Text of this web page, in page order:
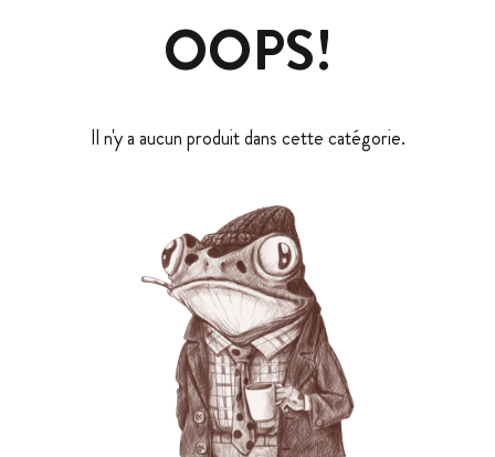
OOPS!
Il n'y a aucun produit dans cette catégorie.